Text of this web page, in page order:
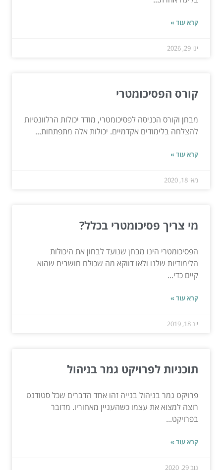
קרא עוד »
ינו 29, 2026
קורס הפסיכומטרי
מבחן וקורס הכניסה לפסיכומטרי, מודד יכולות הרלוונטיות
להצלחה בלימודים אקדמיים. יכולות אלה מתפתחות...
קרא עוד »
מאי 18, 2020
מי צריך פסיכומטרי בכלל?
הפסיכומטרי הינו מבחן שנועד לבחון את היכולות
הלימודיות שלנו ולאו דווקא מה שכולם חושבים שהוא
קיים כדי...
קרא עוד »
יונ 18, 2019
תוכניות לפרויקט גמר בניהול
פרויקט גמר בניהול בנייה זהו אחד הדברים שכל סטודנט
רוצה למצוא את עצמו כשהעניין מאחוריו. מדובר
בפרויקט...
קרא עוד »
נוב 29, 2020